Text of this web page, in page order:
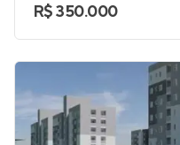
R$ 350.000